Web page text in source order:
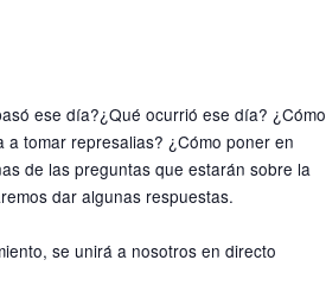
ese día?¿Qué ocurrió ese día? ¿Cómo
tomar represalias? ¿Cómo poner en
de las preguntas que estarán sobre la
dar algunas respuestas.
se unirá a nosotros en directo